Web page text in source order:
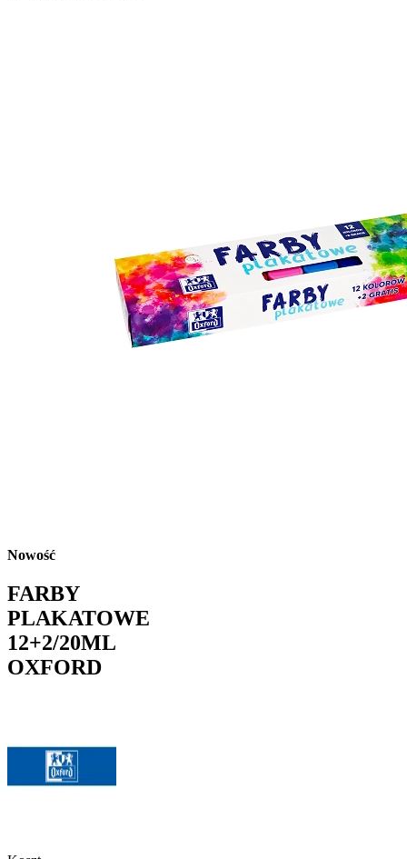
Nowość
FARBY
PLAKATOWE
12+2/20ML
OXFORD